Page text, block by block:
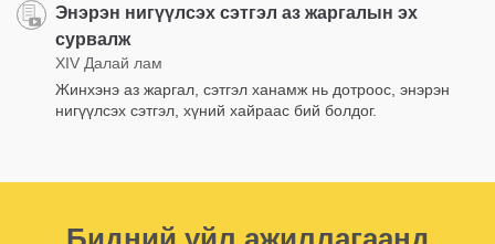
Энэрэн нигүүлсэх сэтгэл аз жаргалын эх
сурвалж
XIV Далай лам
Жинхэнэ аз жаргал, сэтгэл ханамж нь дотроос, энэрэн
нигүүлсэх сэтгэл, хүний хайраас бий болдог.